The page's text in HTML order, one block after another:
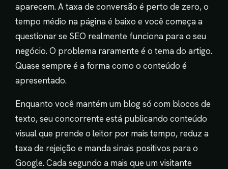
aparecem. A taxa de conversão é perto de zero, o
tempo médio na página é baixo e você começa a
questionar se SEO realmente funciona para o seu
negócio. O problema raramente é o tema do artigo.
Quase sempre é a forma como o conteúdo é
apresentado.
Enquanto você mantém um blog só com blocos de
texto, seu concorrente está publicando conteúdo
visual que prende o leitor por mais tempo, reduz a
taxa de rejeição e manda sinais positivos para o
Google. Cada segundo a mais que um visitante